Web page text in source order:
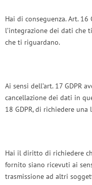
Hai di conseguenza. Art.
l’integrazione dei dati
che ti riguardano.
Ai sensi dell’art. 17 GDPR
cancellazione dei dati in
18 GDPR, di richiedere
Hai il diritto di richiedere
fornito siano ricevuti ai
trasmissione ad altri